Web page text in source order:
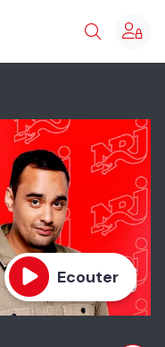
Ecouter